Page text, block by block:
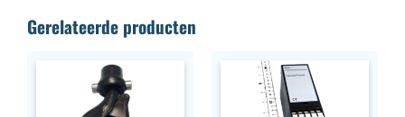
Gerelateerde producten